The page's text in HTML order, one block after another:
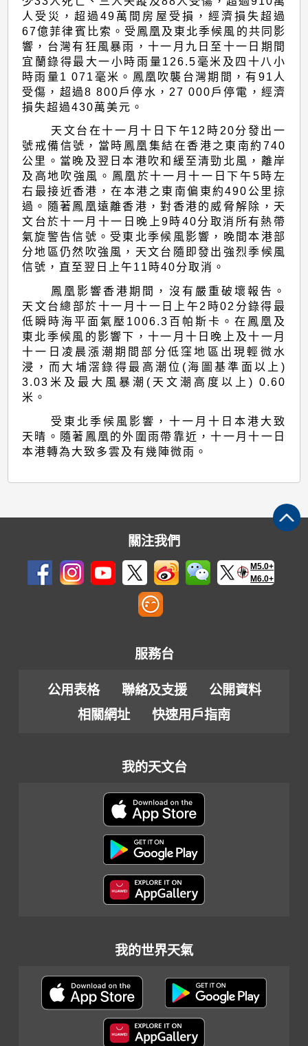
人受災，超過49萬間房屋受損，經濟損失超過
67億菲律賓比索。受鳳凰及東北季候風的共同影
響，台灣有狂風暴雨，十一月九日至十一日期間
宜蘭錄得最大一小時雨量126.5毫米及四十八小
時雨量1 071毫米。鳳凰吹襲台灣期間，有91人
受傷，超過8 800戶停水，27 000戶停電，經濟
損失超過430萬美元。
天文台在十一月十日下午12時20分發出一
號戒備信號，當時鳳凰集結在香港之東南約740
公里。當晚及翌日本港吹和緩至清勁北風，離岸
及高地吹強風。鳳凰於十一月十一日下午5時左
右最接近香港，在本港之東南偏東約490公里掠
過。隨著鳳凰遠離香港，對香港的威脅解除，天
文台於十一月十一日晚上9時40分取消所有熱帶
氣旋警告信號。受東北季候風影響，晚間本港部
分地區仍然吹強風，天文台隨即發出強烈季候風
信號，直至翌日上午11時40分取消。
鳳凰影響香港期間，沒有嚴重破壞報告。
天文台總部於十一月十一日上午2時02分錄得最
低瞬時海平面氣壓1006.3百帕斯卡。在鳳凰及
東北季候風的影響下，十一月十日晚上及十一月
十一日凌晨漲潮期間部分低窪地區出現輕微水
浸，而大埔滘錄得最高潮位(海圖基準面以上)
3.03米及最大風暴潮(天文潮高度以上) 0.60
米。
受東北季候風影響，十一月十日本港大致
天晴。隨著鳳凰的外圍雨帶靠近，十一月十一日
本港轉為大致多雲及有幾陣微雨。
關注我們
M5.0+
M6.0+
服務台
公用表格 聯絡及支援
公開資料
相關網址
快速用戶指南
我的天文台
我的世界天氣